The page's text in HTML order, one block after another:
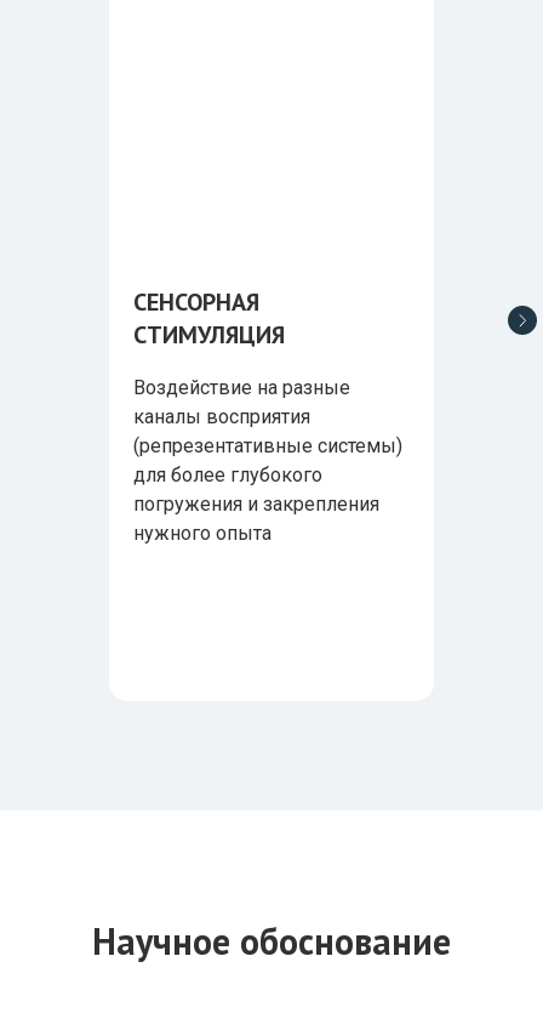
СЕНСОРНАЯ
СТИМУЛЯЦИЯ
Воздействие на разные
каналы восприятия
(репрезентативные системы)
для более глубокого
погружения и закрепления
нужного опыта
Научное обоснование